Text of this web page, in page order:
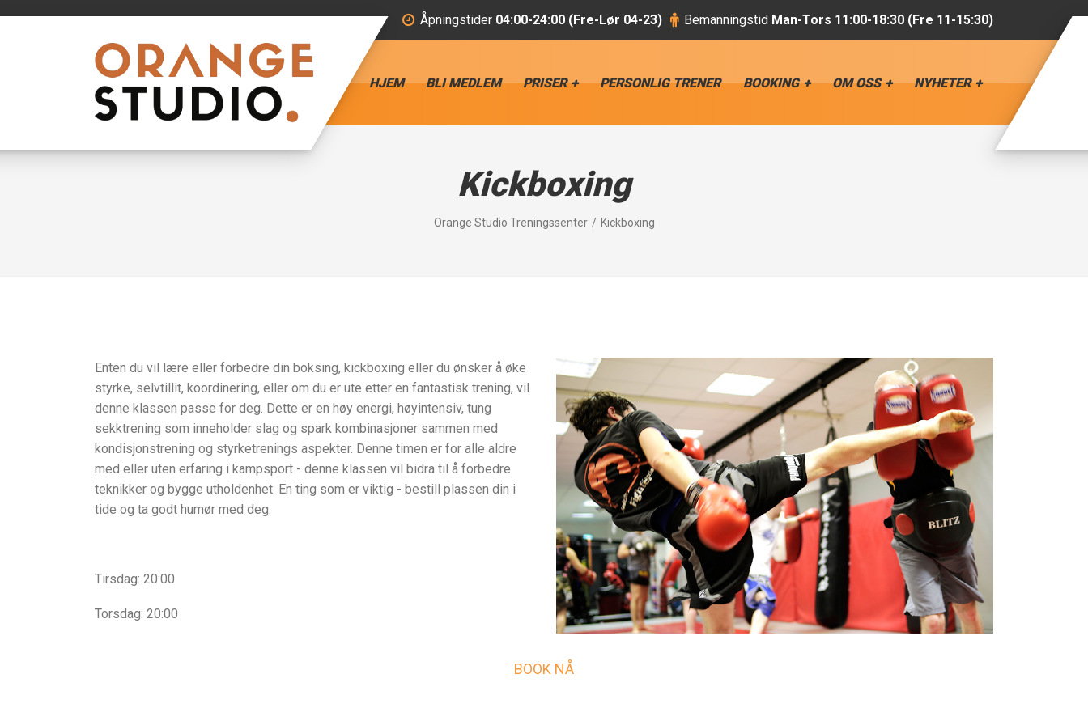
Åpningstider 04:00-24:00 (Fre-Lør 04-23) Bemanningstid Man-Tors 11:00-18:30 (Fre 11-15:30)
HJEM BLI MEDLEM PRISER PERSONLIG TRENER BOOKING OM OSS NYHETER
Kickboxing
Orange Studio Treningssenter Kickboxing
Enten du vil lære eller forbedre din boksing, kickboxing eller du ønsker å øke
styrke, selvtillit, koordinering, eller om du er ute etter en fantastisk trening, vil
denne klassen passe for deg. Dette er en høy energi, høyintensiv, tung
sekktrening som inneholder slag og spark kombinasjoner sammen med
kondisjonstrening og styrketrenings aspekter. Denne timen er for alle aldre
med eller uten erfaring i kampsport - denne klassen vil bidra til å forbedre
teknikker og bygge utholdenhet. En ting som er viktig - bestill plassen din i
tide og ta godt humør med deg.
Tirsdag: 20:00
Torsdag: 20:00
BOOK NÅ